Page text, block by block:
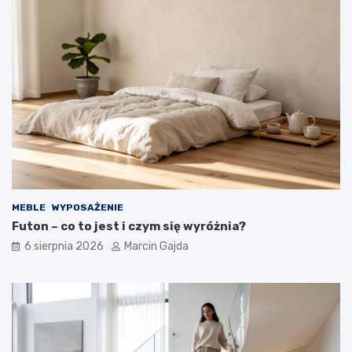
ą
y
c
h
MEBLE WYPOSAŻENIE
Futon – co to jest i czym się wyróżnia?
6 sierpnia 2026 Marcin Gajda